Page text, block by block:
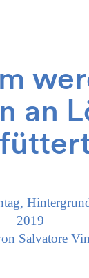
an
2019
Salvatore